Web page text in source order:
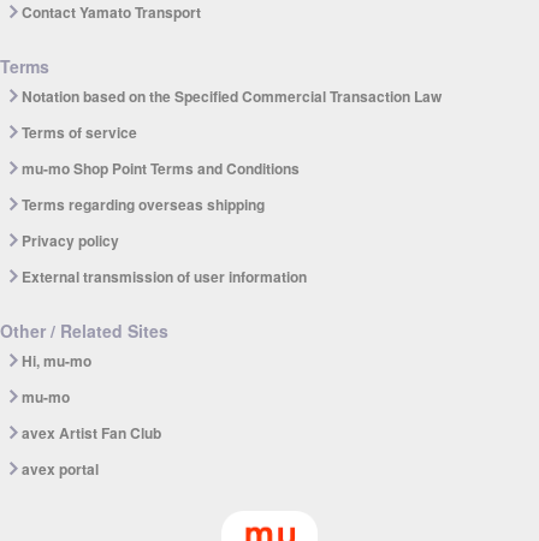
Contact Yamato Transport
Terms
Notation based on the Specified Commercial Transaction Law
Terms of service
mu-mo Shop Point Terms and Conditions
Terms regarding overseas shipping
Privacy policy
External transmission of user information
Other / Related Sites
Hi, mu-mo
mu-mo
avex Artist Fan Club
avex portal